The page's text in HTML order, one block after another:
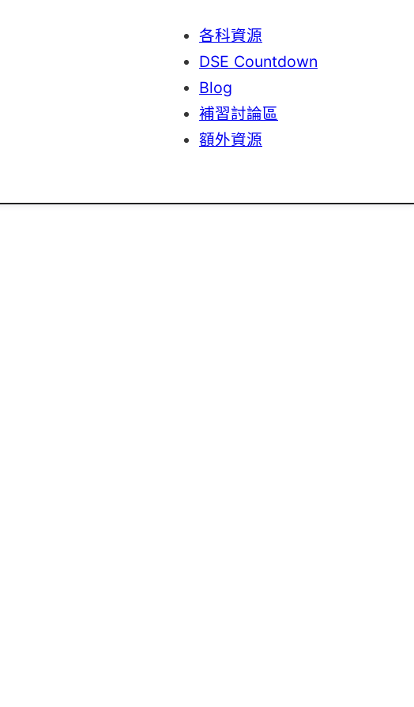
各科資源
DSE Countdown
Blog
補習討論區
額外資源